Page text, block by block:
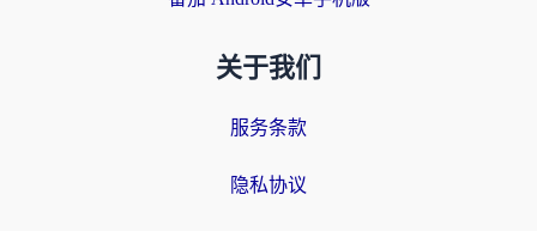
关于我们
服务条款
隐私协议